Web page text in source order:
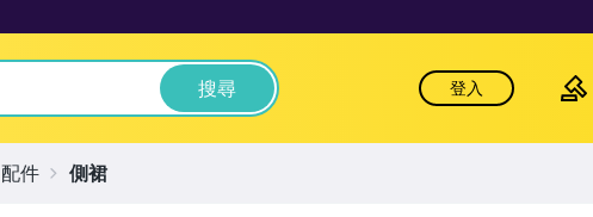
搜尋 登入
件 側裙